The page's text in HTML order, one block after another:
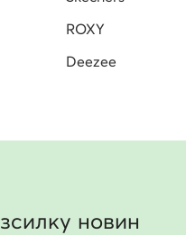
ROXY
Deezee
новин